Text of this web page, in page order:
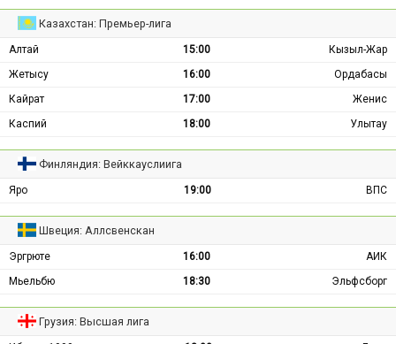
Казахстан: Премьер-лига
Алтай 15:00
Кызыл-Жар
Жетысу
16:00
Ордабасы
Кайрат
17:00
Женис
Каспий
18:00 Улытау
Финляндия: Вейккауслиига
Яро 19:00 ВПС
Швеция: Аллсвенскан
Эргрюте 16:00
АИК
Мьельбю
18:30 Эльфсборг
Грузия: Высшая лига